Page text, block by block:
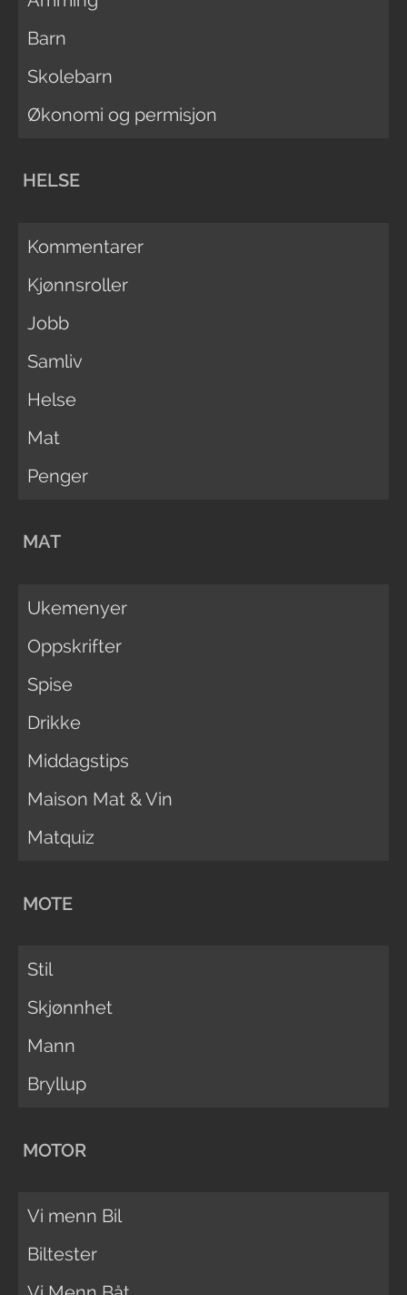
Barn
Skolebarn
Økonomi og permisjon
HELSE
Kommentarer
Kjønnsroller
Jobb
Samliv
Helse
Mat
Penger
MAT
Ukemenyer
Oppskrifter
Spise
Drikke
Middagstips
Maison Mat & Vin
Matquiz
MOTE
Stil
Skjønnhet
Mann
Bryllup
MOTOR
Vi menn Bil
Biltester